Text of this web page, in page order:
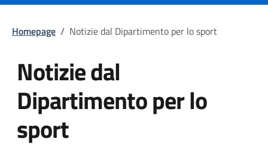
Homepage / Notizie dal Dipartimento per lo sport
Notizie dal
Dipartimento per lo
sport